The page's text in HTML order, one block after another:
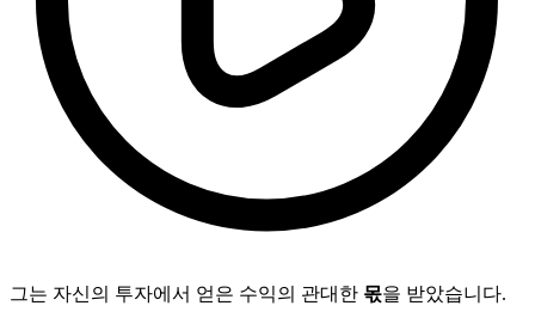
그는 자신의 투자에서 얻은 수익의 관대한 몫을 받았습니다.